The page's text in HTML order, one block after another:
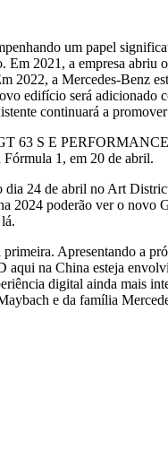
um papel
Em 2021, a empresa
2022, a Mercedes‑Benz
edifício será adicionado
continuará a
63 S E
1, em 20 de abril.
24 de abril no Art
2024 poderão ver o
primeira. Apresentando a
na China esteja
digital ainda mais
e da família